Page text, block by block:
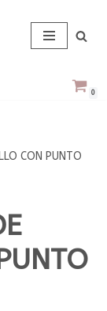
0
CON PUNTO